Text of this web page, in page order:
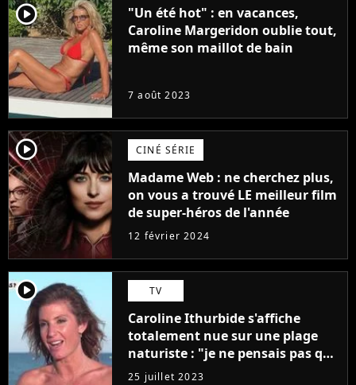
player2
"Un été hot" : en vacances,
Caroline Margeridon oublie tout,
même son maillot de bain
7 août 2023
player2 CINÉ SÉRIE
Madame Web : ne cherchez plus,
on vous a trouvé LE meilleur film
de super-héros de l'année
12 février 2024
player2 TV
Caroline Ithurbide s'affiche
totalement nue sur une plage
naturiste : "je ne pensais pas que
j'arriverais à le faire..."
25 juillet 2023